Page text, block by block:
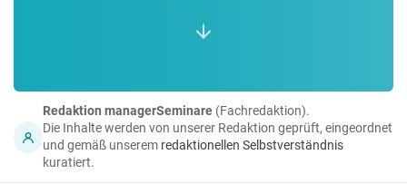
Redaktion managerSeminare (Fachredaktion).
Die Inhalte werden von unserer Redaktion geprüft, eingeordnet
und gemäß unserem redaktionellen Selbstverständnis
kuratiert.